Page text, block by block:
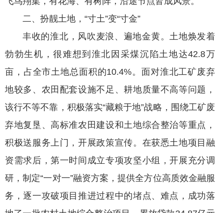
二、扮靓土地，“寸土”变“寸金”
丰收的淮北，风吹麦浪、遍地金黄。土地焕发着
勃勃生机，很难想到淮北因采煤沉陷土地达42.8万
亩，占全市土地总面积的10.4%。面对淮北工矿废弃
地较多、农田配套设施不足、耕地质量不高等问题，
该行不等不靠，积极落实“藏粮于地”战略，围绕工矿废
弃地复垦、高标准农田建设和土地综合整治等重点，
积极送服务上门，开展政策宣传。在获悉土地项目融
资需求后，第一时间成立专项攻坚小组，开展充分调
研，制定“一对一”融资方案，提供全方位高质效金融服
务，逐一攻破项目推进过程中的堵点、难点，成功落